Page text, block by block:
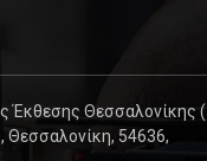
Έκθεσης Θεσσαλονίκης (
54636,